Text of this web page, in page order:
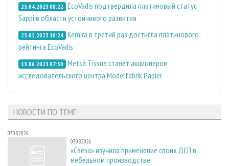
25.04.2023 08:22 EcoVadis подтвердила платиновый статус
Sappi в области устойчивого развития
25.05.2023 10:24 Kemira в третий раз достигла платинового
рейтинга EcoVadis
13.06.2023 07:50 Metsä Tissue станет акционером
исследовательского центра Modelfabrik Papier
НОВОСТИ ПО ТЕМЕ
07.08.2026
07.08.2026
«Свеза» изучила применение своих ДСП в
мебельном производстве